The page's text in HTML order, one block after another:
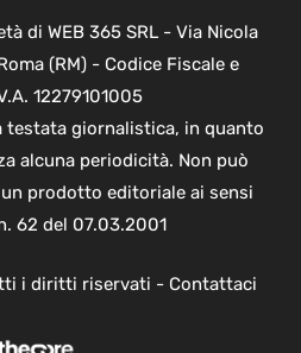
di WEB 365 SRL - Via Nicola
(RM) - Codice Fiscale e
12279101005
testata giornalistica, in quanto
alcuna periodicità. Non può
prodotto editoriale ai sensi
62 del 07.03.2001
i diritti riservati - Contattaci